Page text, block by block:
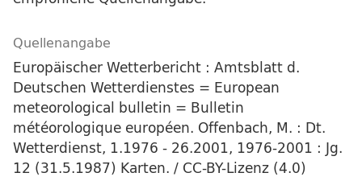
Quellenangabe
Europäischer Wetterbericht : Amtsblatt d.
Deutschen Wetterdienstes = European
meteorological bulletin = Bulletin
météorologique européen. Offenbach, M. : Dt.
Wetterdienst, 1.1976 - 26.2001, 1976-2001 : Jg.
12 (31.5.1987) Karten. / CC-BY-Lizenz (4.0)